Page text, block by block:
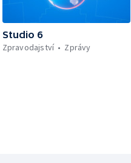
Studio 6
Zpravodajství
Zprávy